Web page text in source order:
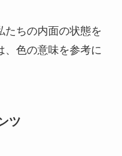
たちの内面の状態を
、色の意味を参考に
ツ